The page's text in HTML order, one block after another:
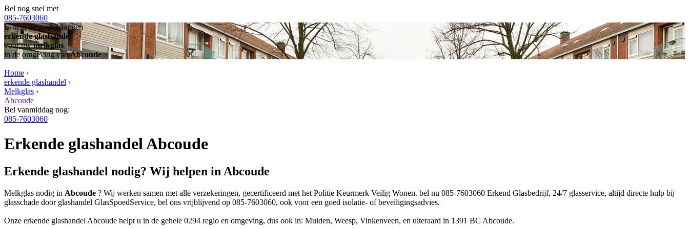
Bel nog snel met
085-7603060
U bent op zoek naar een
erkende glashandel
voor uwmelkglas
in de omgeving vanAbcoude
Home ›
erkende glashandel ›
Melkglas ›
Abcoude
Bel vanmiddag nog:
085-7603060
Erkende glashandel Abcoude
Erkende glashandel nodig? Wij helpen in Abcoude
Melkglas nodig in Abcoude ? Wij werken samen met alle verzekeringen, gecertificeerd met het Politie Keurmerk Veilig Wonen. bel nu 085-7603060 Erkend Glasbedrijf, 24/7 glasservice, altijd directe hulp bij
glasschade door glashandel GlasSpoedService, bel ons vrijblijvend op 085-7603060, ook voor een goed isolatie- of beveiligingsadvies.
Onze erkende glashandel Abcoude helpt u in de gehele 0294 regio en omgeving, dus ook in: Muiden, Weesp, Vinkenveen, en uiteraard in 1391 BC Abcoude.